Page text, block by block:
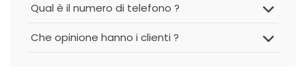
Qual è il numero di telefono ?
Che opinione hanno i clienti ?